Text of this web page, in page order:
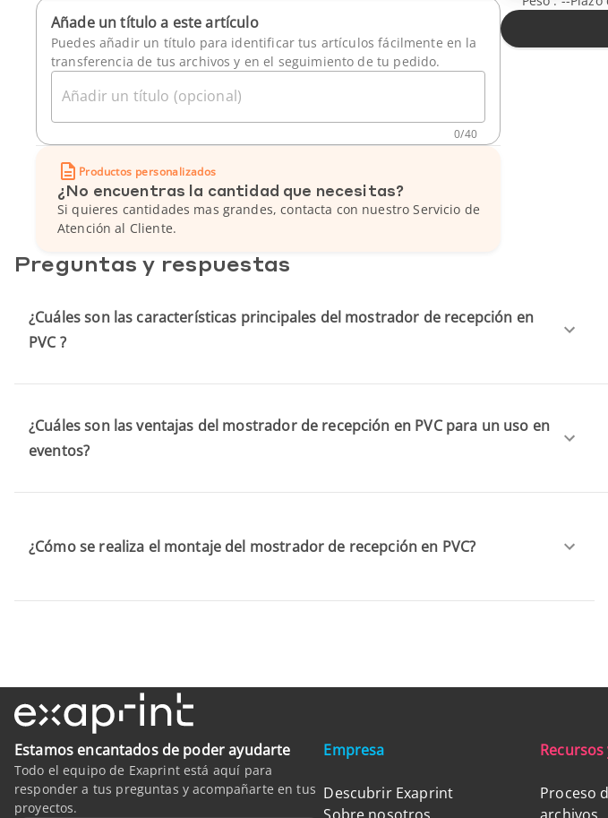
Añade un título a este artículo
Puedes añadir un título para identificar tus artículos fácilmente en la
transferencia de tus archivos y en el seguimiento de tu pedido.
Añadir un título (opcional)
0/40
Productos personalizados
¿No encuentras la cantidad que necesitas?
Si quieres cantidades mas grandes, contacta con nuestro Servicio de
Atención al Cliente.
Preguntas y respuestas
¿Cuáles son las características principales del mostrador de recepción en
PVC ?
¿Cuáles son las ventajas del mostrador de recepción en PVC para un uso en
eventos?
¿Cómo se realiza el montaje del mostrador de recepción en PVC?
Estamos encantados de poder ayudarte
Todo el equipo de Exaprint está aquí para
responder a tus preguntas y acompañarte en tus
proyectos.
Empresa
Descubrir Exaprint
Proceso